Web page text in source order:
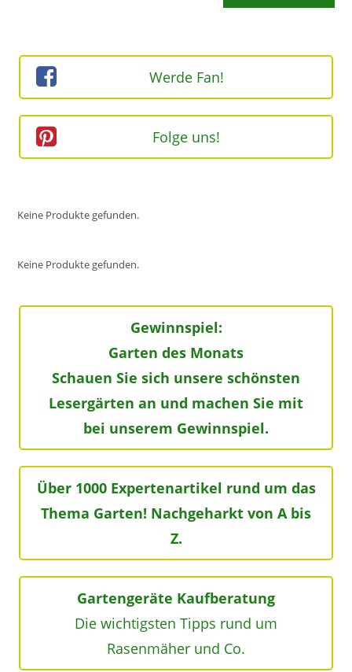
Werde Fan!
Folge uns!
Keine Produkte gefunden.
Keine Produkte gefunden.
Gewinnspiel:
Garten des Monats
Schauen Sie sich unsere schönsten
Lesergärten an und machen Sie mit
bei unserem Gewinnspiel.
Über 1000 Expertenartikel rund um das
Thema Garten! Nachgeharkt von A bis
Z.
Gartengeräte Kaufberatung
Die wichtigsten Tipps rund um
Rasenmäher und Co.